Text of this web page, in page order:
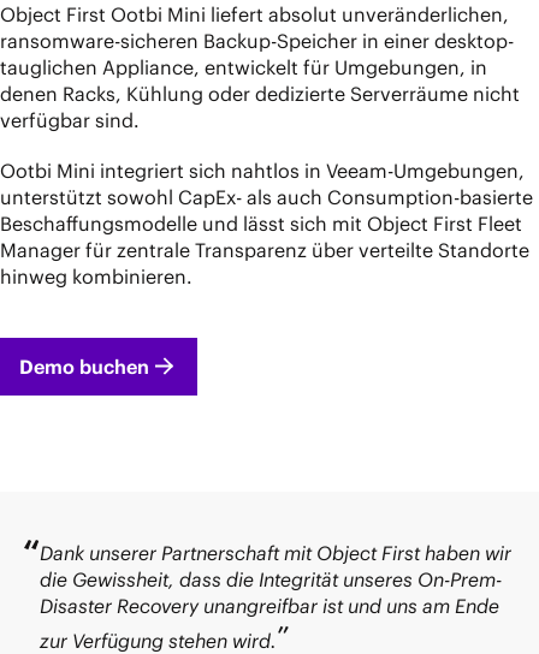
Object First Ootbi Mini liefert absolut unveränderlichen,
ransomware-sicheren Backup-Speicher in einer desktop-
tauglichen Appliance, entwickelt für Umgebungen, in
denen Racks, Kühlung oder dedizierte Serverräume nicht
verfügbar sind.
Ootbi Mini integriert sich nahtlos in Veeam-Umgebungen,
unterstützt sowohl CapEx- als auch Consumption-basierte
Beschaffungsmodelle und lässt sich mit Object First Fleet
Manager für zentrale Transparenz über verteilte Standorte
hinweg kombinieren.
Demo buchen
Dank unserer Partnerschaft mit Object First haben wir
die Gewissheit, dass die Integrität unseres On-Prem-
Disaster Recovery unangreifbar ist und uns am Ende
zur Verfügung stehen wird.